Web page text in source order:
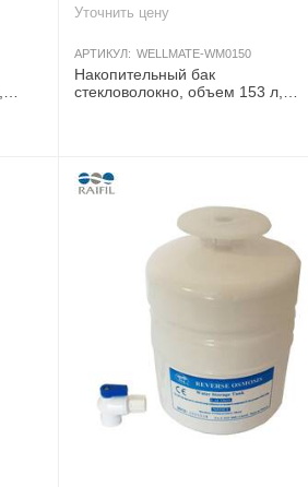
Уточнить цену
АРТИКУЛ: WELLMATE-WM0150
Накопительный бак
стекловолокно, объем 153 л,